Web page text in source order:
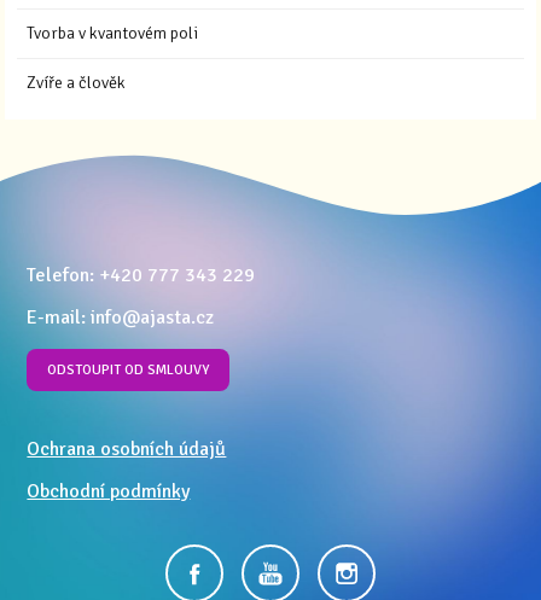
Tvorba v kvantovém poli
Zvíře a člověk
Telefon: +420 777 343 229
E-mail: info@ajasta.cz
ODSTOUPIT OD SMLOUVY
Ochrana osobních údajů
Obchodní podmínky